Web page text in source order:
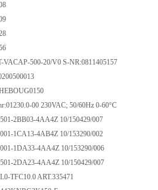
500-20/V0 S-NR:0811405157
00 230VAC; 50/60Hz 0-60°C
2BB03-4AA4Z 10/150429/007
1CA13-4AB4Z 10/153290/002
1DA33-4AA4Z 10/153290/006
2DA23-4AA4Z 10/150429/007
TFC10.0 ART.335471